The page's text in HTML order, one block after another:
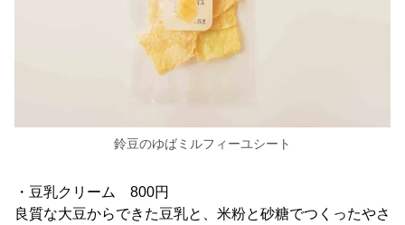
鈴豆のゆばミルフィーユシート
・豆乳クリーム 800円
良質な大豆からできた豆乳と、米粉と砂糖でつくったやさ